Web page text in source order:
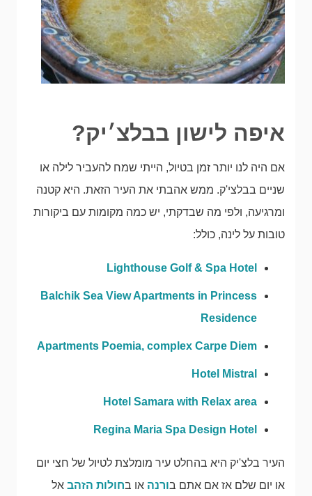
איפה לישון בבלצ׳יק?
אם היה לנו יותר זמן בטיול, הייתי שמח להעביר לילה או
שניים בבלצי'ק. ממש אהבתי את העיר הזאת. היא קטנה
ומרגיעה, ולפי מה שבדקתי, יש כמה מקומות עם ביקורות
טובות על לינה, כולל:
Lighthouse Golf & Spa Hotel
Balchik Sea View Apartments in Princess
Residence
Apartments Poemia, complex Carpe Diem
Hotel Mistral
Hotel Samara with Relax area
Regina Maria Spa Design Hotel
העיר בלצ'יק היא בהחלט עיר מומלצת לטיול של חצי יום
או יום שלם אז אם אתם בורנה או בחולות הזהב אל